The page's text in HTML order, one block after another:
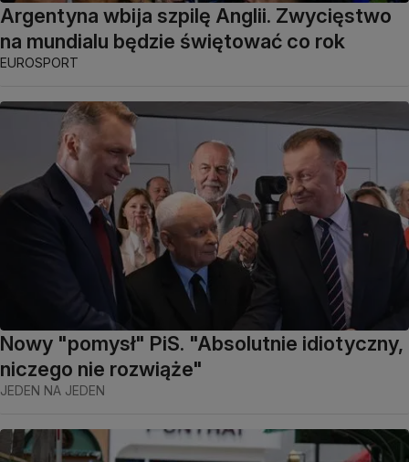
Argentyna wbija szpilę Anglii. Zwycięstwo
na mundialu będzie świętować co rok
EUROSPORT
Nowy "pomysł" PiS. "Absolutnie idiotyczny,
niczego nie rozwiąże"
JEDEN NA JEDEN